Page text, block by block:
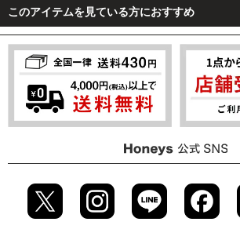
このアイテムを見ている方におすすめ